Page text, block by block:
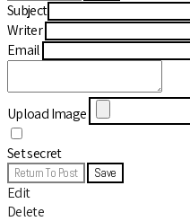
Subject
Writer
Email
Upload Image
Set secret
Return To Post Save
Edit
Delete